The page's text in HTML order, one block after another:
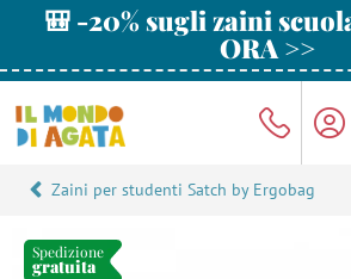
🎒 -20% sugli zaini
ORA >>
Zaini per studenti Satch by Ergobag
Spedizione
gratuita